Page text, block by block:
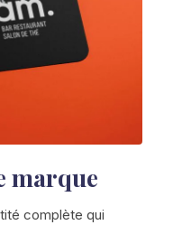
marque
complète qui